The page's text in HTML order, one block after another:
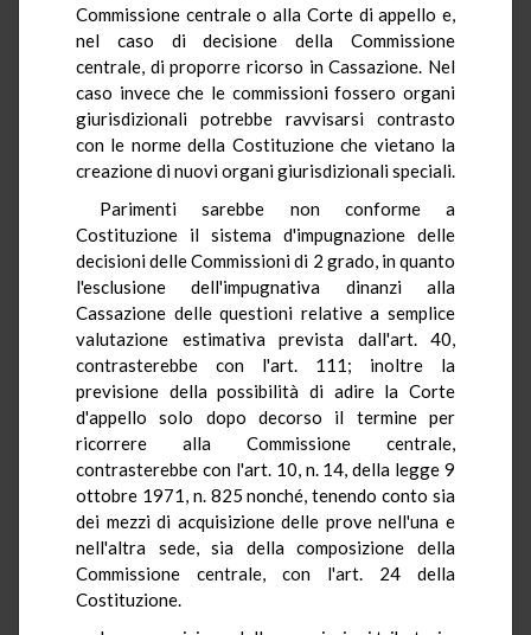
Commissione centrale o alla Corte di appello e,
nel caso di decisione della Commissione
centrale, di proporre ricorso in Cassazione. Nel
caso invece che le commissioni fossero organi
giurisdizionali potrebbe ravvisarsi contrasto
con le norme della Costituzione che vietano la
creazione di nuovi organi giurisdizionali speciali.
Parimenti sarebbe non conforme a
Costituzione il sistema d'impugnazione delle
decisioni delle Commissioni di 2 grado, in quanto
l'esclusione dell'impugnativa dinanzi alla
Cassazione delle questioni relative a semplice
valutazione estimativa prevista dall'art. 40,
contrasterebbe con l'art. 111; inoltre la
previsione della possibilità di adire la Corte
d'appello solo dopo decorso il termine per
ricorrere alla Commissione centrale,
contrasterebbe con l'art. 10, n. 14, della legge 9
ottobre 1971, n. 825 nonché, tenendo conto sia
dei mezzi di acquisizione delle prove nell'una e
nell'altra sede, sia della composizione della
Commissione centrale, con l'art. 24 della
Costituzione.